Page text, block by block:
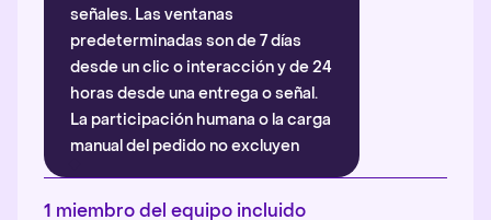
señales. Las ventanas
predeterminadas son de 7 días
desde un clic o interacción y de 24
horas desde una entrega o señal.
La participación humana o la carga
manual del pedido no excluyen
automáticamente la atribución.
Más información
1 miembro del equipo incluido